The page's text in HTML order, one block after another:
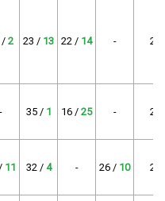
/2 23 / 13 22 / 14 - 29
- 35 / 1 16 / 25 - 26
11 32 / 4 - 26 / 10 25